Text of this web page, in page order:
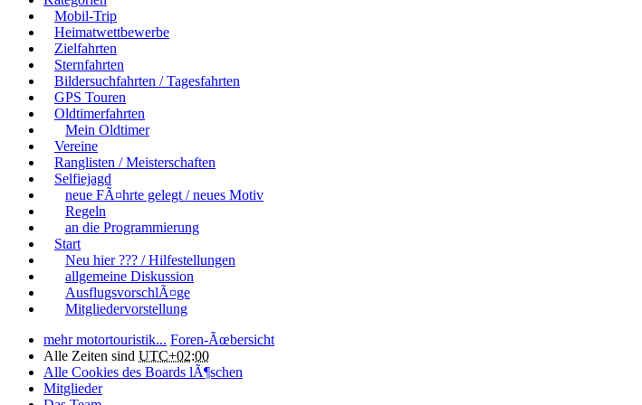
Mobil-Trip
Heimatwettbewerbe
Zielfahrten
Sternfahrten
Bildersuchfahrten / Tagesfahrten
GPS Touren
Oldtimerfahrten
Mein Oldtimer
Vereine
Ranglisten / Meisterschaften
Selfiejagd
neue FÃ¤hrte gelegt / neues Motiv
Regeln
an die Programmierung
Start
Neu hier ??? / Hilfestellungen
allgemeine Diskussion
AusflugsvorschlÃ¤ge
Mitgliedervorstellung
mehr motortouristik... Foren-Ãœbersicht
Alle Zeiten sind UTC+02:00
Alle Cookies des Boards lÃ¶schen
Mitglieder